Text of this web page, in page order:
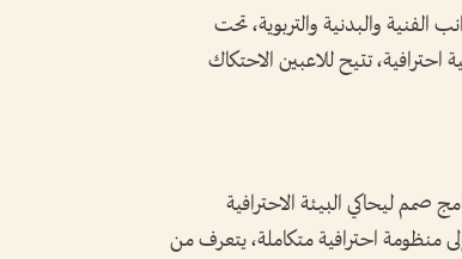
الفنية والبدنية والتربوية، تحت
تتيح للاعبين الاحتكاك
صمم ليحاكي البيئة الاحترافية
منظومة احترافية متكاملة، يتعرف من